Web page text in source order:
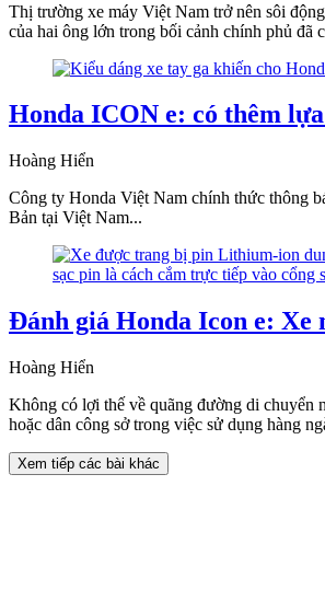
Thị trường xe máy Việt Nam trở nên sôi
của hai ông lớn trong bối cảnh chính phủ đã
Honda ICON e: có thêm
Hoàng Hiển
Công ty Honda Việt Nam chính thức thông
Bản tại Việt Nam...
Đánh giá Honda Icon e:
Hoàng Hiển
Không có lợi thế về quãng đường di chuyển
hoặc dân công sở trong việc sử dụng hàng
Xem tiếp các bài khác